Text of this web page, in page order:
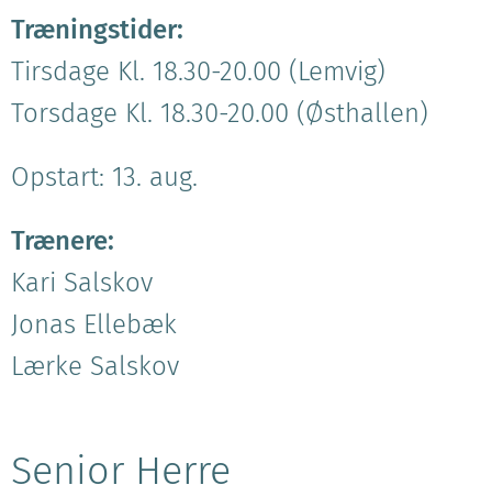
Træningstider:
Tirsdage Kl. 18.30-20.00 (Lemvig)
Torsdage Kl. 18.30-20.00 (Østhallen)
Opstart: 13. aug.
Trænere:
Kari Salskov
Jonas Ellebæk
Lærke Salskov
Senior Herre